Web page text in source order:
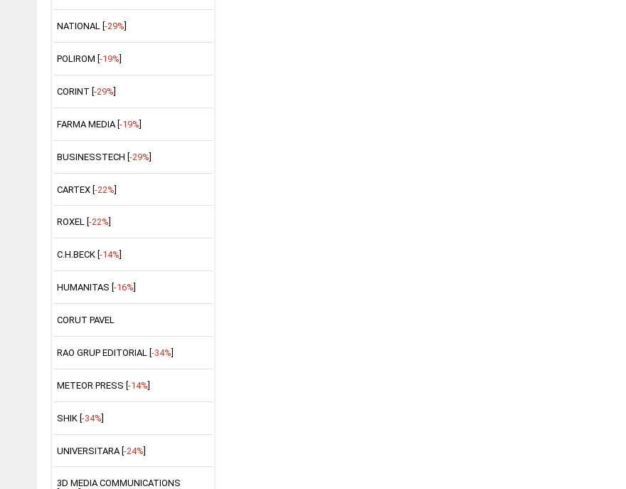
NATIONAL [ -29%
POLIROM [ -19%
CORINT [ -29%
FARMA MEDIA [ -19%
BUSINESSTECH [-29%]
CARTEX [-22%]
ROXEL [ -22%
C.H.BECK [ -14%
HUMANITAS [ -16%
CORUT PAVEL
RAO GRUP EDITORIAL [ -34%
METEOR PRESS [ -14%
SHIK [-34%]
UNIVERSITARA [-24%]
3D MEDIA COMMUNICATIONS